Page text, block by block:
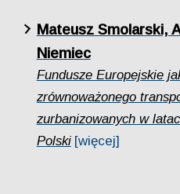
Mateusz Smolarski,
Niemiec
Fundusze Europejskie
zrównoważonego
zurbanizowanych w
Polski [więcej]